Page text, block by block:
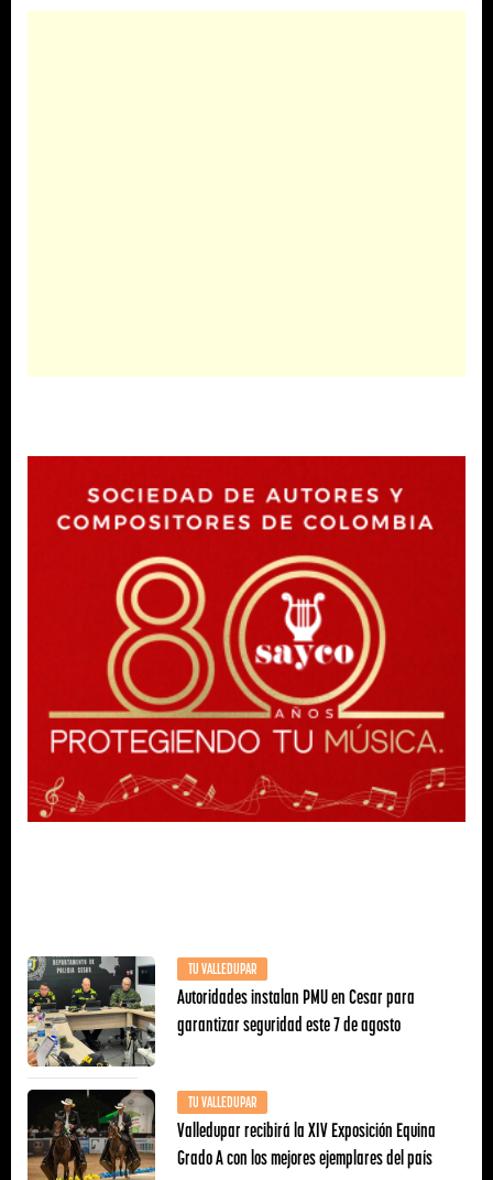
TU VALLEDUPAR
Autoridades instalan PMU en Cesar para
garantizar seguridad este 7 de agosto
TU VALLEDUPAR
Valledupar recibirá la XIV Exposición Equina
Grado A con los mejores ejemplares del país